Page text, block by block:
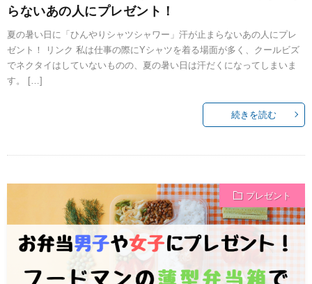
らないあの人にプレゼント！
夏の暑い日に「ひんやりシャツシャワー」汗が止まらないあの人にプレ
ゼント！ リンク 私は仕事の際にYシャツを着る場面が多く、クールビズ
でネクタイはしていないものの、夏の暑い日は汗だくになってしまいま
す。 […]
続きを読む
プレゼント